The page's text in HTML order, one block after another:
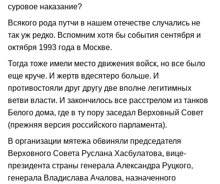
суровое наказание?
Всякого рода путчи в нашем отечестве случались не
так уж редко. Вспомним хотя бы события сентября и
октября 1993 года в Москве.
Тогда тоже имели место движения войск, но все было
еще круче. И жертв вдесятеро больше. И
противостояли друг другу две вполне легитимных
ветви власти. И закончилось все расстрелом из танков
Белого дома, где в ту пору заседал Верховный Совет
(прежняя версия российского парламента).
В организации мятежа обвиняли председателя
Верховного Совета Руслана Хасбулатова, вице-
президента страны генерала Александра Руцкого,
генерала Владислава Ачалова, назначенного